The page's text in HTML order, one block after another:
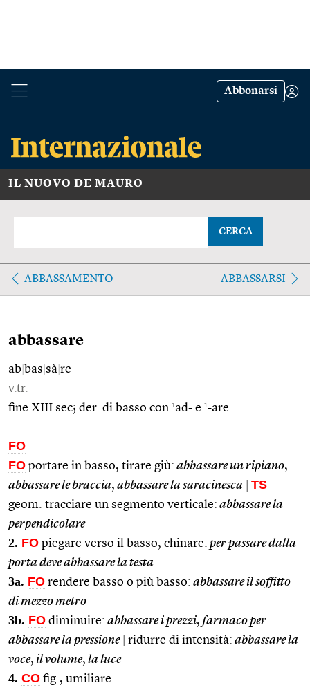
Abbonarsi
IL NUOVO DE MAURO
CERCA
ABBASSAMENTO ABBASSARSI
abbassare
ab bas sà re
v.tr.
fine XIII sec; der. di basso con 1ad- e 1-are.
FO
FO portare in basso, tirare giù: abbassare un ripiano,
abbassare le braccia, abbassare la saracinesca TS
geom. tracciare un segmento verticale: abbassare la
perpendicolare
2. FO piegare verso il basso, chinare: per passare dalla
porta deve abbassare la testa
3a. FO rendere basso o più basso: abbassare il soffitto
di mezzo metro
3b. FO diminuire: abbassare i prezzi, farmaco per
abbassare la pressione
ridurre di intensità: abbassare la
voce, il volume, la luce
4. CO fig., umiliare